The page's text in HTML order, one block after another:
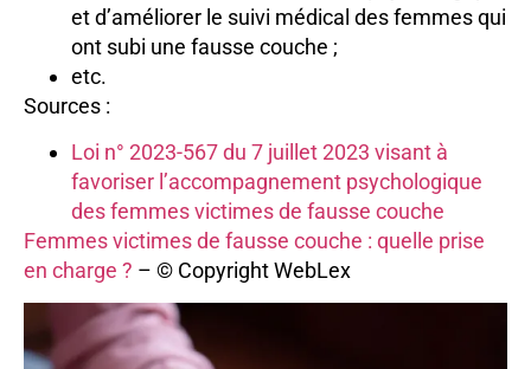
et d’améliorer le suivi médical des femmes qui
ont subi une fausse couche ;
etc.
Sources :
Loi n° 2023-567 du 7 juillet 2023 visant à
favoriser l’accompagnement psychologique
des femmes victimes de fausse couche
Femmes victimes de fausse couche : quelle prise
en charge ? – © Copyright WebLex